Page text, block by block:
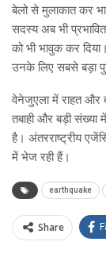
बेलो से मुलाकात कर
सदस्य अब भी
को भी भावुक कर
उनके लिए सबसे बड़ा
वेनेजुएला में राहत और
तबाही और बड़ी संख्या
है। अंतरराष्ट्रीय
में भेज रही हैं।
earthquake
Share